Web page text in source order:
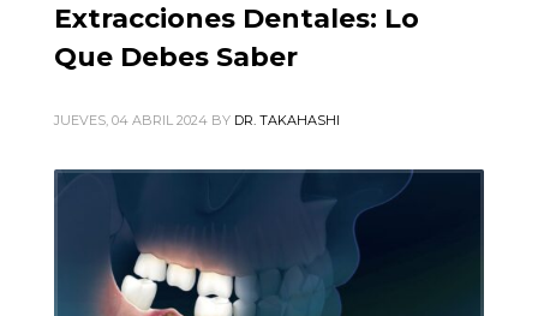
Extracciones Dentales: Lo
Que Debes Saber
JUEVES, 04 ABRIL 2024 BY DR. TAKAHASHI